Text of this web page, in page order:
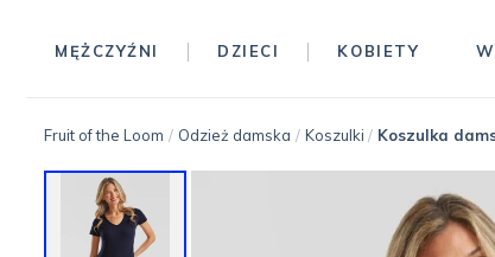
MĘŻCZYŹNI DZIECI KOBIETY
Fruit of the Loom / Odzież damska / Koszulki / Koszulka